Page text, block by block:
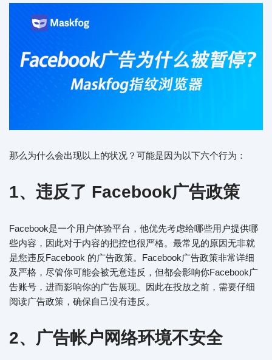
那么为什么会出现以上的状况？可能是因为以下六个行为：
1、违反了 Facebook广告政策
Facebook是一个用户体验平台，他优先考虑给哪些用户提供哪
些内容，因此对于内容的把控也很严格。最常见的原因无非就
是您违反Facebook 的广告政策。Facebook广告政策非常详细
及严格，尽管你可能会被无意违反，但都会影响你Facebook广
告账号，进而影响你的广告展现。因此在投放之前，需要仔细
阅读广告政策，确保自己没有违反。
2、广告帐户网络环境不安全